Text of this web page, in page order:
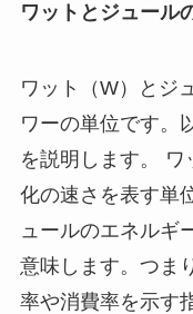
ワットとジュール
ワット（W）とジ
ワーの単位です。
を説明します。
化の速さを表す単
ュールのエネルギ
意味します。つま
率や消費率を示す